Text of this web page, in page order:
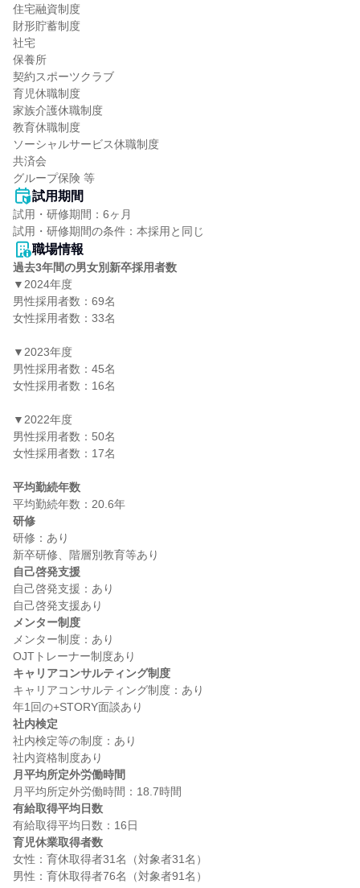
住宅融資制度
財形貯蓄制度
社宅
保養所
契約スポーツクラブ
育児休職制度
家族介護休職制度
教育休職制度
ソーシャルサービス休職制度
共済会
グループ保険 等
試用期間
試用・研修期間：6ヶ月
職場情報
過去3年間の男女別新卒採用者数
▼2024年度
男性採用者数：69名
女性採用者数：33名
▼2023年度
男性採用者数：45名
女性採用者数：16名
▼2022年度
男性採用者数：50名
女性採用者数：17名
平均勤続年数
研修
研修：あり
自己啓発支援
自己啓発支援：あり
メンター制度
メンター制度：あり
キャリアコンサルティング制度
キャリアコンサルティング制度：あり
社内検定
社内検定等の制度：あり
月平均所定外労働時間
有給取得平均日数
育児休業取得者数
女性：育休取得者31名（対象者31名）